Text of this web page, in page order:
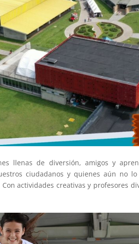
llenas de diversión, amigos y
ciudadanos y quienes aún no
actividades creativas y profesores